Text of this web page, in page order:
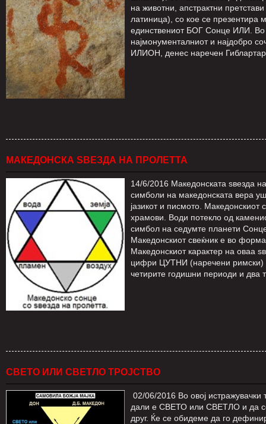
на животни, апстрактни
латиница), со кое се презентира
единствениот БОГ Сонце ИЛИ. Во
најмонументалниот и најдобро
ИЛИОН, денес наречен
МАКЕДОНСКА ЅВЕЗДА НА ПРОЛЕТТА
14/6/2016 Македонската ѕвезда
симболи на македонската вера
јазикот и писмото.
храмови. Води потекло од
симбол на седумте планети
Македонскиот свеќник е во форма
Македонскиот карактер на оваа
цифри ЦУТНИ (наречени римски)
четирите годишни периоди и два
СВЕТО ИЛИ СВЕТЛО ТРОЈСТВО
02/06/2016 Во овој истражувачки
дали е СВЕТО или СВЕТЛО и да
друг. Ќе се обидеме да го